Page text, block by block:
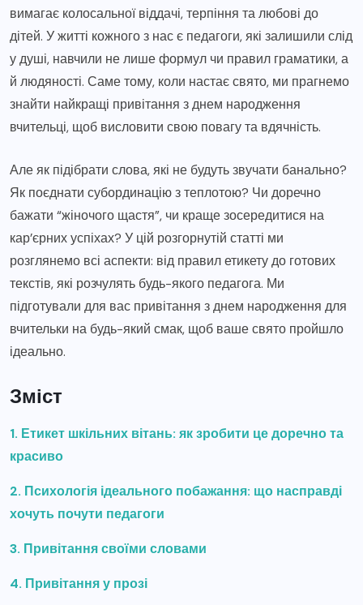
вимагає колосальної віддачі, терпіння та любові до
дітей. У житті кожного з нас є педагоги, які залишили слід
у душі, навчили не лише формул чи правил граматики, а
й людяності. Саме тому, коли настає свято, ми прагнемо
знайти найкращі привітання з днем народження
вчительці, щоб висловити свою повагу та вдячність.
Але як підібрати слова, які не будуть звучати банально?
Як поєднати субординацію з теплотою? Чи доречно
бажати “жіночого щастя”, чи краще зосередитися на
кар’єрних успіхах? У цій розгорнутій статті ми
розглянемо всі аспекти: від правил етикету до готових
текстів, які розчулять будь-якого педагога. Ми
підготували для вас привітання з днем народження для
вчительки на будь-який смак, щоб ваше свято пройшло
ідеально.
Зміст
1. Етикет шкільних вітань: як зробити це доречно та
красиво
2. Психологія ідеального побажання: що насправді
хочуть почути педагоги
3. Привітання своїми словами
4. Привітання у прозі